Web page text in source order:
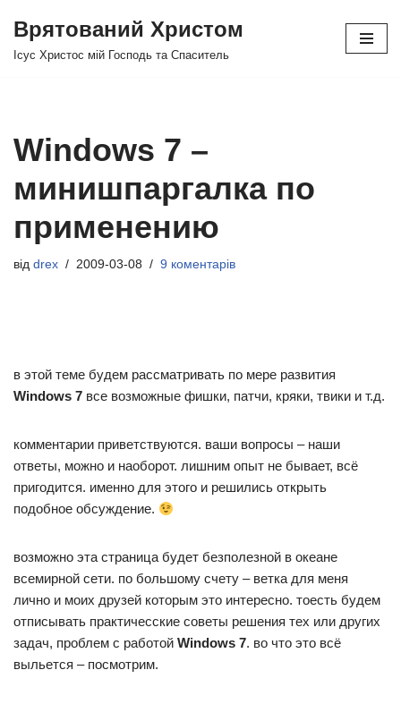
Перейти
Врятований Христом
Ісус Христос мій Господь та Спаситель
Windows 7 –
минишпаргалка по
применению
від drex 2009-03-08 9 коментарів
в этой теме будем рассматривать по мере развития
Windows 7 все возможные фишки, патчи, кряки, твики и т.д.
комментарии приветствуются. ваши вопросы – наши
ответы, можно и наоборот. лишним опыт не бывает, всё
пригодится. именно для этого и решились открыть
подобное обсуждение.
возможно эта страница будет безполезной в океане
всемирной сети. по большому счету – ветка для меня
лично и моих друзей которым это интересно. тоесть будем
отписывать практичесские советы решения тех или других
задач, проблем с работой Windows 7. во что это всё
выльется – посмотрим.